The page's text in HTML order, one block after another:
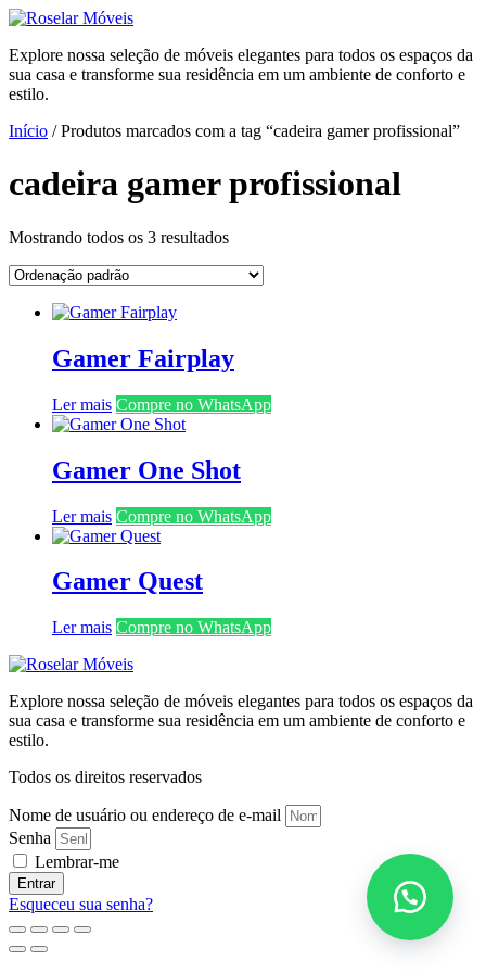
Ir
o
conteúdo
Explore nossa seleção de móveis elegantes para todos os espaços da
sua casa e transforme sua residência em um ambiente de conforto e
estilo.
Início / Produtos marcados com a tag “cadeira gamer profissional”
cadeira gamer profissional
Mostrando todos os 3 resultados
Gamer Fairplay
Ler mais Compre no WhatsApp
Gamer One Shot
Ler mais Compre no WhatsApp
Gamer Quest
Ler mais Compre no WhatsApp
Explore nossa seleção de móveis elegantes para todos os espaços da
sua casa e transforme sua residência em um ambiente de conforto e
estilo.
Todos os direitos reservados
Nome de usuário ou endereço de e-mail
Senha
Lembrar-me
Entrar
Esqueceu sua senha?